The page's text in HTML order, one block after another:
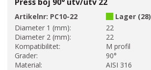
Artikelnr: PC10-22
Lager (28)
Diameter 1 (mm):
22
Diameter 2 (mm):
22
Kompatibilitet:
M profil
Grader:
90°
Material:
AISI 316